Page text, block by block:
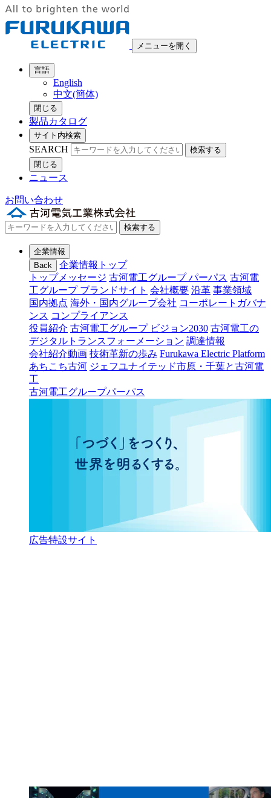
メニューを開く
言語
English
中文(簡体)
閉じる
製品カタログ
サイト内検索
SEARCH
検索する
閉じる
ニュース
お問い合わせ
検索する
企業情報
Back
企業情報トップ
トップメッセージ 古河電工グループ パーパス 古河電
工グループ ブランドサイト 会社概要 沿革 事業領域
国内拠点 海外・国内グループ会社 コーポレートガバナ
ンス コンプライアンス
役員紹介 古河電工グループ ビジョン2030 古河電工の
デジタルトランスフォーメーション 調達情報
会社紹介動画 技術革新の歩み Furukawa Electric Platform
あちこち古河 ジェフユナイテッド市原・千葉と古河電
工
古河電工グループパーパス
広告特設サイト